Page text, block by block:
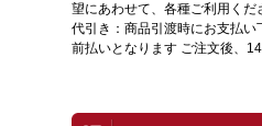
望にあわせて、各種ご利用くだ
代引き：商品引渡時にお支払
前払いとなります ご注文後、